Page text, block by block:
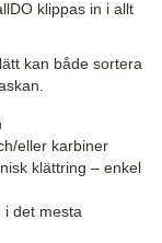
klippas in i allt
kan både sortera
eller karbiner
klättring – enkel
i det mesta